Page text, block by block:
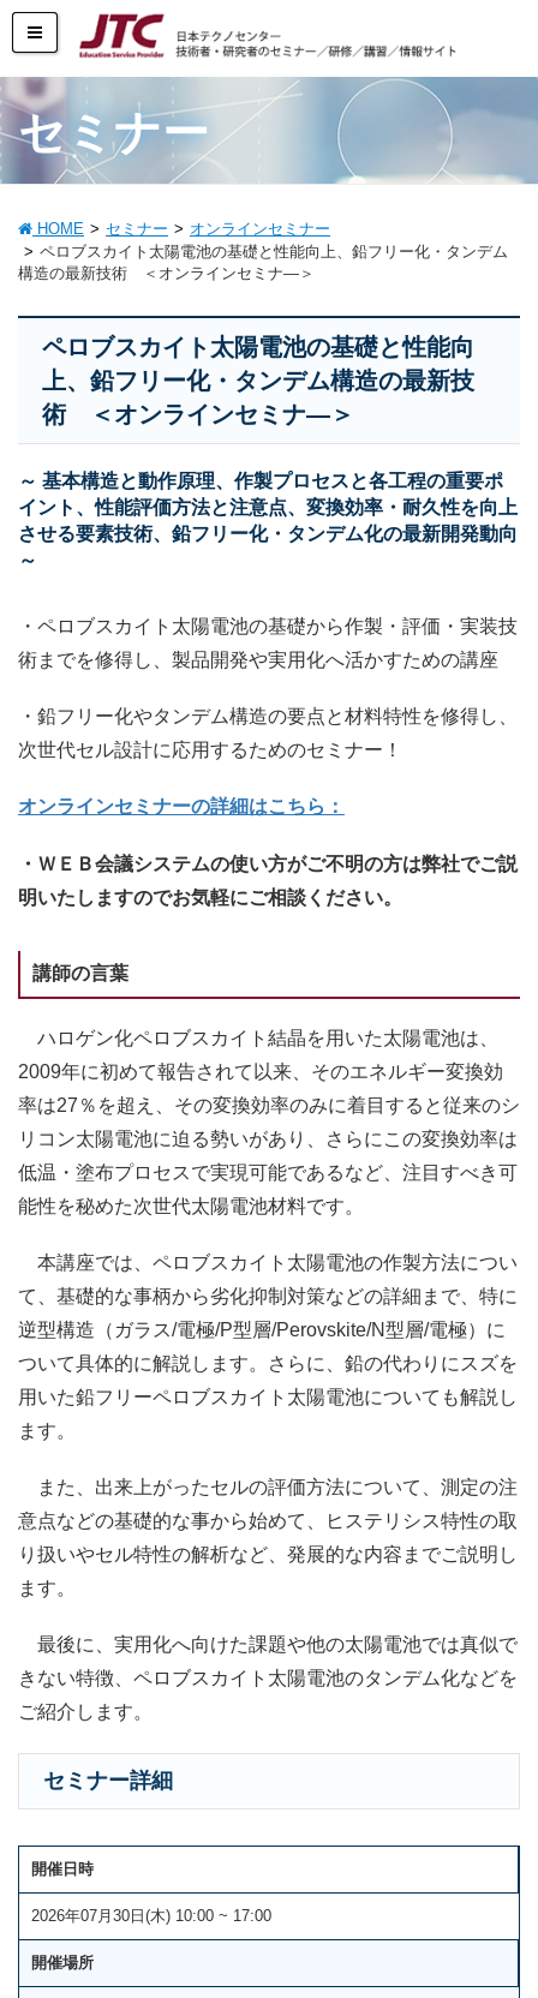
セミナー
HOME セミナー
オンラインセミナー
ペロブスカイト太陽電池の基礎と性能向上、鉛フリー化・タンデム
構造の最新技術 ＜オンラインセミナ―＞
ペロブスカイト太陽電池の基礎と性能向
上、鉛フリー化・タンデム構造の最新技
術 ＜オンラインセミナ―＞
～ 基本構造と動作原理、作製プロセスと各工程の重要ポ
イント、性能評価方法と注意点、変換効率・耐久性を向上
させる要素技術、鉛フリー化・タンデム化の最新開発動向
～
・ペロブスカイト太陽電池の基礎から作製・評価・実装技
術までを修得し、製品開発や実用化へ活かすための講座
・鉛フリー化やタンデム構造の要点と材料特性を修得し、
次世代セル設計に応用するためのセミナー！
オンラインセミナーの詳細はこちら：
・ＷＥＢ会議システムの使い方がご不明の方は弊社でご説
明いたしますのでお気軽にご相談ください。
講師の言葉
ハロゲン化ペロブスカイト結晶を用いた太陽電池は、
2009年に初めて報告されて以来、そのエネルギー変換効
率は27％を超え、その変換効率のみに着目すると従来のシ
リコン太陽電池に迫る勢いがあり、さらにこの変換効率は
低温・塗布プロセスで実現可能であるなど、注目すべき可
能性を秘めた次世代太陽電池材料です。
本講座では、ペロブスカイト太陽電池の作製方法につい
て、基礎的な事柄から劣化抑制対策などの詳細まで、特に
逆型構造（ガラス/電極/P型層/Perovskite/N型層/電極）に
ついて具体的に解説します。さらに、鉛の代わりにスズを
用いた鉛フリーペロブスカイト太陽電池についても解説し
ます。
また、出来上がったセルの評価方法について、測定の注
意点などの基礎的な事から始めて、ヒステリシス特性の取
り扱いやセル特性の解析など、発展的な内容までご説明し
ます。
最後に、実用化へ向けた課題や他の太陽電池では真似で
きない特徴、ペロブスカイト太陽電池のタンデム化などを
ご紹介します。
セミナー詳細
開催日時
2026年07月30日(木) 10:00 ~ 17:00
開催場所